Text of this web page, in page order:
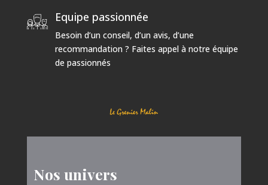
Equipe passionnée
Besoin d’un conseil, d’un avis, d’une
recommandation ? Faites appel à notre équipe
de passionnés
Nos univers